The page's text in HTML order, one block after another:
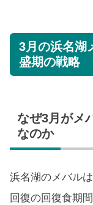
3月の浜名湖
盛期の戦略
なぜ3月がメ
なのか
浜名湖のメバル
回復の回復食期